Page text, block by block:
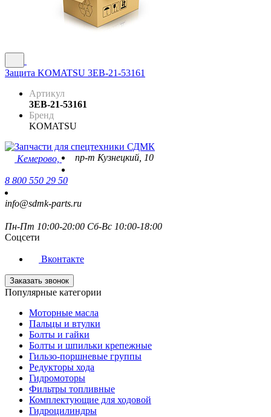
Защита KOMATSU 3EB-21-53161
Артикул
3EB-21-53161
Бренд
KOMATSU
Кемерово, пр-т Кузнецкий, 10
8 800 550 29 50
info@sdmk-parts.ru
Пн-Пт 10:00-20:00 Сб-Вс 10:00-18:00
Соцсети
Вконтакте
Заказать звонок
Популярные категории
Моторные масла
Пальцы и втулки
Болты и гайки
Болты и шпильки крепежные
Гильзо-поршневые группы
Редукторы хода
Гидромоторы
Фильтры топливные
Комплектующие для ходовой
Гидроцилиндры